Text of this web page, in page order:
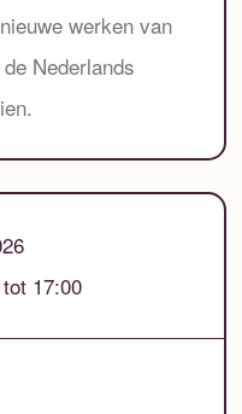
werken van
Nederlands
17:00